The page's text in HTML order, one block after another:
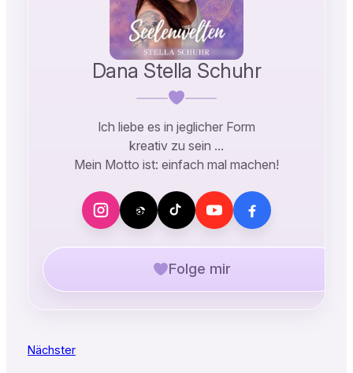
Dana Stella Schuhr
Ich liebe es in jeglicher Form
kreativ zu sein …
Mein Motto ist: einfach mal machen!
Folge mir
Nächster